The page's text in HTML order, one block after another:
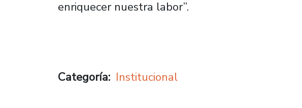
enriquecer nuestra labor”.
Categoría Institucional